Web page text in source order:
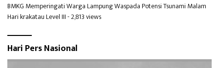
BMKG Memperingati Warga Lampung Waspada Potensi Tsunami Malam
Hari krakatau Level III- 2,813 views
Hari Pers Nasional